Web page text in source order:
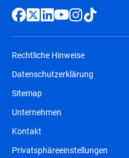
Rechtliche Hinweise
Datenschutzerklärung
Sitemap
Unternehmen
Kontakt
Privatsphäreeinstellungen